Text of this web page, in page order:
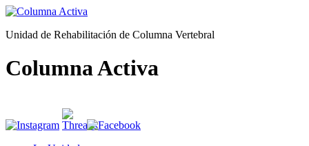
Unidad de Rehabilitación de Columna Vertebral
Columna Activa